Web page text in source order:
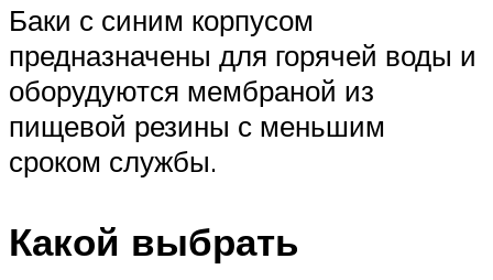
Баки с синим корпусом
предназначены для горячей воды и
оборудуются мембраной из
пищевой резины с меньшим
сроком службы.
Какой выбрать